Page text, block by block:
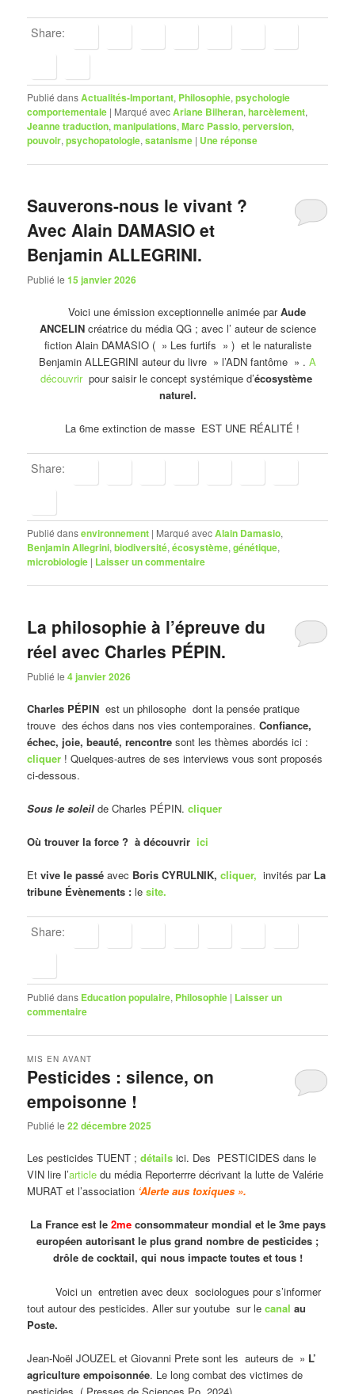
Share:
Publié dansActualités-Important, Philosophie,psychologie
comportementale | Marqué avecAriane Bilheran,harcèlement,
Jeanne traduction,manipulations,Marc Passio,perversion,
pouvoir,psychopatologie,satanisme | Uneréponse
Sauverons-nous le vivant ?
Avec Alain DAMASIO et
Benjamin ALLEGRINI.
Publié le15 janvier 2026
Voici une émission exceptionnelle animée parAude
ANCELINcréatrice du média QG ; avec l’ auteur de science
fiction Alain DAMASIO ( » Les furtifs » ) et le naturaliste
Benjamin ALLEGRINI auteur du livre » l’ADN fantôme » . A
découvrirpour saisir le concept systémique d’écosystème
naturel.
La 6me extinction de masse EST UNE RÉALITÉ !
Share:
Publié dansenvironnement | Marqué avecAlain Damasio,
Benjamin Allegrini,biodiversité,écosystème,génétique,
microbiologie | Laisser un commentaire
La philosophie à l’épreuve du
réel avec Charles PÉPIN.
Publié le4 janvier 2026
Charles PÉPIN est un philosophe dont la pensée pratique
trouve des échos dans nos vies contemporaines.Confiance,
échec, joie, beauté, rencontre sont les thèmes abordés ici :
cliquer ! Quelques-autres de ses interviews vous sont proposés
ci-dessous.
Sous le soleil de Charles PÉPIN.cliquer
Où trouver la force ? à découvrir ici
Etvive le passé avec Boris CYRULNIK,cliquer, invités parLa
tribune Évènements :le site.
Share:
Publié dans Education populaire, Philosophie | Laisser un
commentaire
Pesticides : silence, on
empoisonne !
MIS EN AVANT
Publié le22 décembre 2025
Les pesticides TUENT ;détails ici. Des PESTICIDES dans le
VIN lire l’article du média Reporterrre décrivant la lutte de Valérie
MURAT et l’association ‘Alerte aus toxiques ».
La France est le2meconsommateur mondial et le 3me pays
européen autorisant le plus grand nombre de pesticides ;
drôle de cocktail, qui nous impacte toutes et tous !
Voici un entretien avec deux sociologues pour s’informer
tout autour des pesticides. Aller sur youtube sur lecanal au
Poste.
Jean-Noël JOUZEL et Giovanni Prete sont les auteurs de » L’
agriculture empoisonnée. Le long combat des victimes de